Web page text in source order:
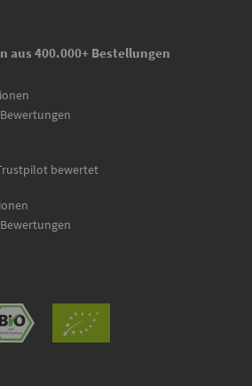
aus 400.000+ Bestellungen
bewertet